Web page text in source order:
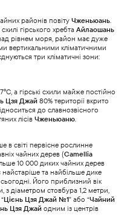
районів повіту Чженьюань.
гірського хребта Айлаошань
рівнем моря, район має дуже
вертикальними кліматичними
три кліматичні зони:
а гірські схили майже постійно
Цзя Джай80% території вкрито
до славнозвісного
лісів Чженьюаню.
в світі первісне рослинне
чайних дерев (Camellia
10 000 диких чайних дерев
найстаріше та найбільше дике
Його приблизний вік
з діаметром стовбура 1,2 метри,
Цієнь Цзя Джай №1” або “Чайний
Цзя Джайодним із центрів